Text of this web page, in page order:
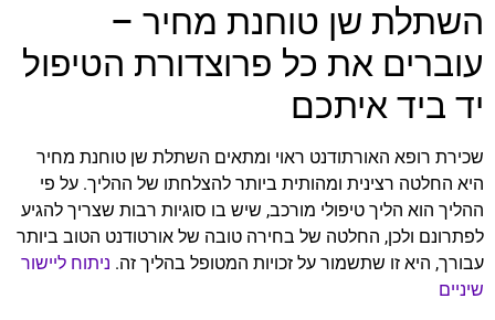
השתלת שן טוחנת מחיר –
עוברים את כל פרוצדורת הטיפול
יד ביד איתכם
שכירת רופא האורתודנט ראוי ומתאים השתלת שן טוחנת מחיר
היא החלטה רצינית ומהותית ביותר להצלחתו של ההליך. על פי
ההליך הוא הליך טיפולי מורכב, שיש בו סוגיות רבות שצריך להגיע
לפתרונם ולכן, החלטה של בחירה טובה של אורטודנט הטוב ביותר
עבורך, היא זו שתשמור על זכויות המטופל בהליך זה. ניתוח ליישור
שיניים